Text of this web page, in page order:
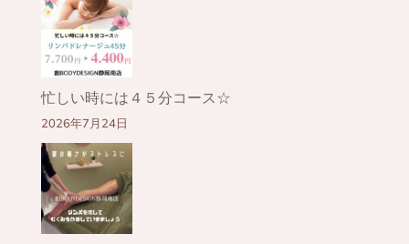
忙しい時には４５分コース☆
2026年7月24日